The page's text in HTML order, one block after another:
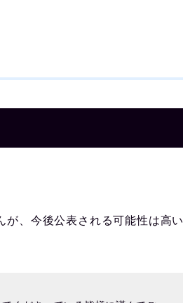
、今後公表される可能性は高い